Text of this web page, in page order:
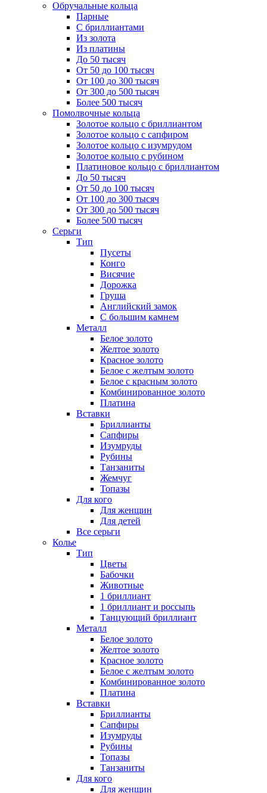
Обручальные кольца
Парные
С бриллиантами
Из золота
Из платины
До 50 тысяч
От 50 до 100 тысяч
От 100 до 300 тысяч
От 300 до 500 тысяч
Более 500 тысяч
Помолвочные кольца
Золотое кольцо с бриллиантом
Золотое кольцо с сапфиром
Золотое кольцо с изумрудом
Золотое кольцо с рубином
Платиновое кольцо с бриллиантом
До 50 тысяч
От 50 до 100 тысяч
От 100 до 300 тысяч
От 300 до 500 тысяч
Более 500 тысяч
Серьги
Тип
Пусеты
Конго
Висячие
Дорожка
Груша
Английский замок
С большим камнем
Металл
Белое золото
Желтое золото
Красное золото
Белое с желтым золото
Белое с красным золото
Комбинированное золото
Платина
Вставки
Бриллианты
Сапфиры
Изумруды
Рубины
Танзаниты
Жемчуг
Топазы
Для кого
Для женщин
Для детей
Все серьги
Колье
Тип
Цветы
Бабочки
Животные
1 бриллиант
1 бриллиант и россыпь
Танцующий бриллиант
Металл
Белое золото
Желтое золото
Красное золото
Белое с желтым золото
Комбинированное золото
Платина
Вставки
Бриллианты
Сапфиры
Изумруды
Рубины
Топазы
Танзаниты
Для кого
Для женщин